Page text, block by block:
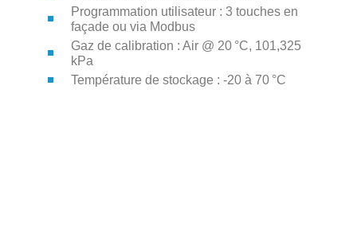
Programmation utilisateur : 3 touches en
façade ou via Modbus
Gaz de calibration : Air @ 20 °C, 101,325
kPa
Température de stockage : -20 à 70 °C